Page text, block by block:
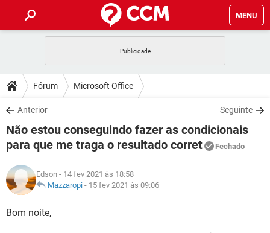
MENU
CELULAR
OUTLOOK
INSTAGRAM GMAIL
GUIA DE COMPRAS
DICAS
JOGOS
OUTLOOK EXCEL
GUIA DE COMPRAS
DOWNLOADS
JOGOS WHATSAPP
CELULAR FACEBOOK
OUTLOOK
INSTAGRAM
GUIA DE COMPRAS
CELULAR FACEBOOK
GLOSSÁRIO
JOGOS
CELULAR
Fórum Microsoft Office
Anterior Seguinte
Não estou conseguindo fazer as condicionais
para que me traga o resultado corret
Fechado
Edson - 14 fev 2021 às 18:58
Mazzaropi - 15 fev 2021 às 09:06
Bom noite,